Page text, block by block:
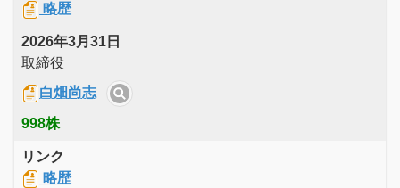
略歴
2026年3月31日
取締役
白畑尚志
998株
リンク
略歴